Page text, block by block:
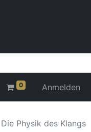
0 Anmelden
Die Physik des Klangs